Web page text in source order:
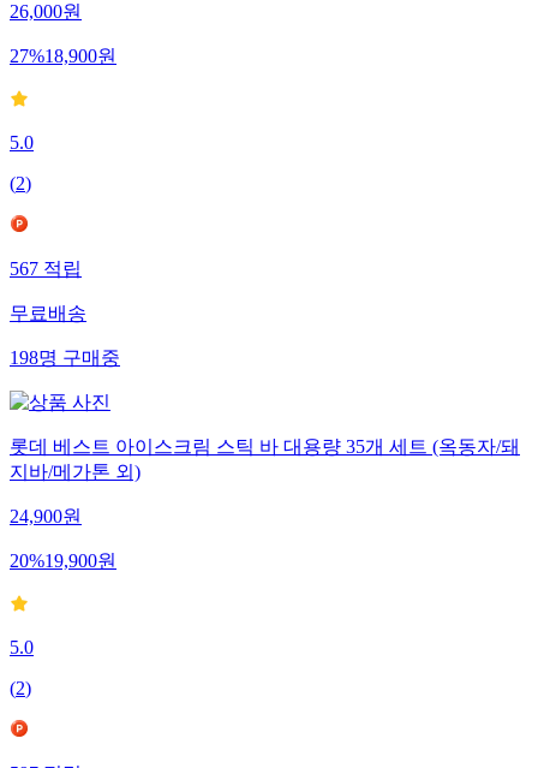
26,000원
27%18,900원
5.0
(2)
567적립
무료배송
198명구매중
롯데 베스트 아이스크림 스틱 바 대용량 35개 세트 (옥동자/돼
지바/메가톤 외)
24,900원
20%19,900원
5.0
(2)